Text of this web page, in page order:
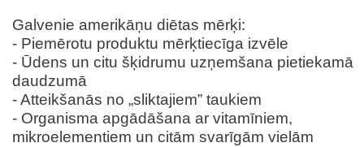
Galvenie amerikāņu diētas mērķi:
- Piemērotu produktu mērķtiecīga izvēle
- Ūdens un citu šķidrumu uzņemšana pietiekamā
daudzumā
- Atteikšanās no „sliktajiem” taukiem
- Organisma apgādāšana ar vitamīniem,
mikroelementiem un citām svarīgām vielām